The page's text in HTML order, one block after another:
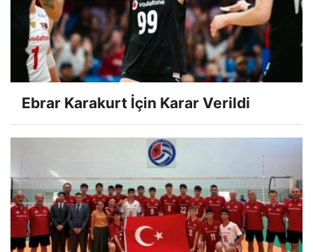
Ebrar Karakurt İçin Karar Verildi